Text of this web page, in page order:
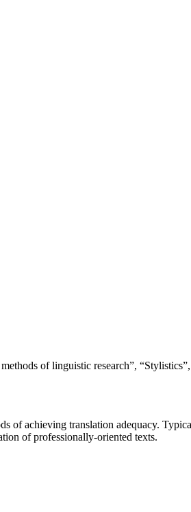
of linguistic research”,
of achieving translation adequacy.
of professionally-oriented texts.